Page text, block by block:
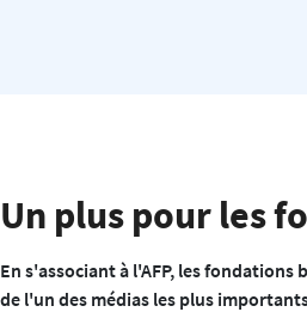
Un plus pour les
En s'associant à l'AFP, les fondations
de l'un des médias les plus